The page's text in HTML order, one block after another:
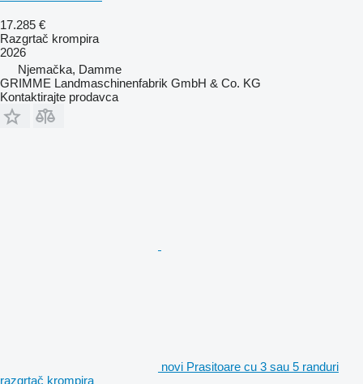
17.285 €
Razgrtač krompira
2026
Njemačka, Damme
GRIMME Landmaschinenfabrik GmbH & Co. KG
Kontaktirajte prodavca
novi Prasitoare cu 3 sau 5 randuri
razgrtač krompira